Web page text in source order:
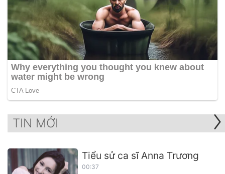
TIN MỚI
Tiểu sử ca sĩ Anna Trương
00:37